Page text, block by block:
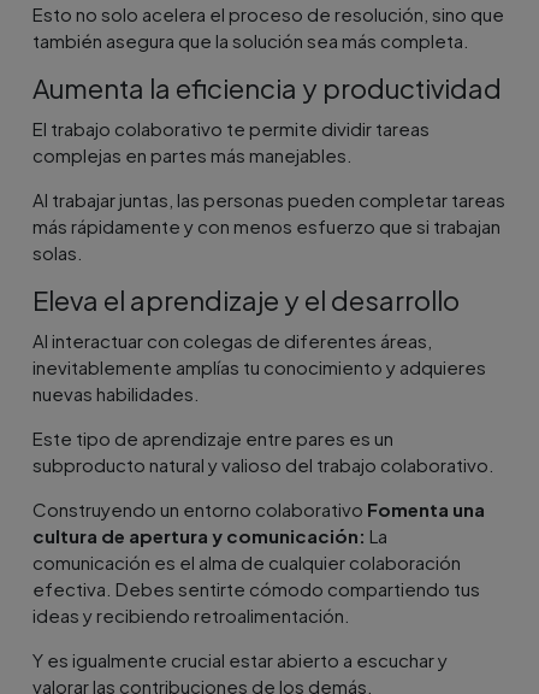
Esto no solo acelera el proceso de resolución, sino que
también asegura que la solución sea más completa.
Aumenta la eficiencia y productividad
El trabajo colaborativo te permite dividir tareas
complejas en partes más manejables.
Al trabajar juntas, las personas pueden completar tareas
más rápidamente y con menos esfuerzo que si trabajan
solas.
Eleva el aprendizaje y el desarrollo
Al interactuar con colegas de diferentes áreas,
inevitablemente amplías tu conocimiento y adquieres
nuevas habilidades.
Este tipo de aprendizaje entre pares es un
subproducto natural y valioso del trabajo colaborativo.
Construyendo un entorno colaborativo Fomenta una
cultura de apertura y comunicación: La
comunicación es el alma de cualquier colaboración
efectiva. Debes sentirte cómodo compartiendo tus
ideas y recibiendo retroalimentación.
Y es igualmente crucial estar abierto a escuchar y
valorar las contribuciones de los demás.